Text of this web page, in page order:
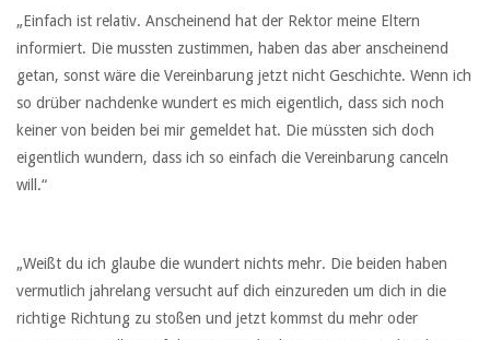
„Einfach ist relativ. Anscheinend hat der Rektor meine Eltern
informiert. Die mussten zustimmen, haben das aber anscheinend
getan, sonst wäre die Vereinbarung jetzt nicht Geschichte. Wenn ich
so drüber nachdenke wundert es mich eigentlich, dass sich noch
keiner von beiden bei mir gemeldet hat. Die müssten sich doch
eigentlich wundern, dass ich so einfach die Vereinbarung canceln
will.“
„Weißt du ich glaube die wundert nichts mehr. Die beiden haben
vermutlich jahrelang versucht auf dich einzureden um dich in die
richtige Richtung zu stoßen und jetzt kommst du mehr oder